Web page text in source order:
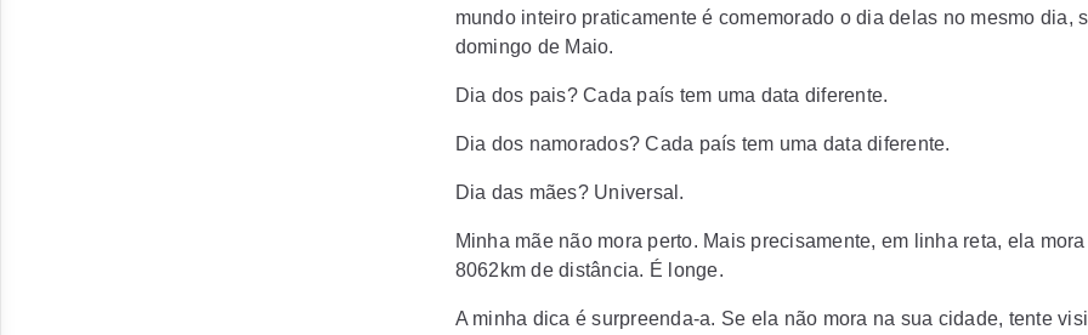
mundo inteiro praticamente é comemorado o dia delas no mesmo dia,
domingo de Maio.
Dia dos pais? Cada país tem uma data diferente.
Dia dos namorados? Cada país tem uma data diferente.
Dia das mães? Universal.
Minha mãe não mora perto. Mais precisamente, em linha reta, ela mora
8062km de distância. É longe.
A minha dica é surpreenda-a. Se ela não mora na sua cidade, tente